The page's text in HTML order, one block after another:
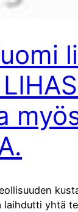
laihdutti yhtä